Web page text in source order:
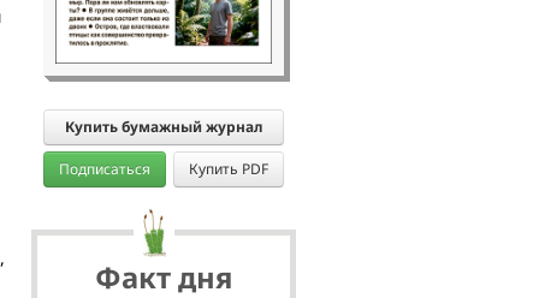
Купить бумажный журнал
Подписаться Купить PDF
Факт дня